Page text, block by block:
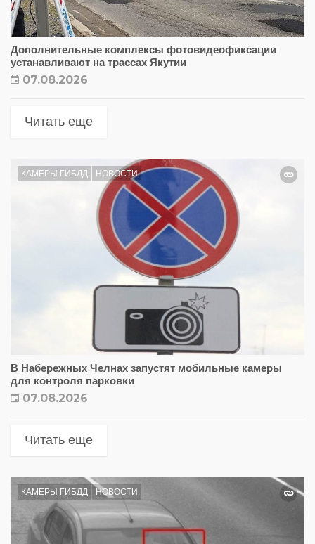
Дополнительные комплексы фотовидеофиксации
устанавливают на трассах Якутии
07.08.2026
Читать еще
КАМЕРЫ ГИБДД НОВОСТИ
В Набережных Челнах запустят мобильные камеры
для контроля парковки
07.08.2026
Читать еще
КАМЕРЫ ГИБДД НОВОСТИ